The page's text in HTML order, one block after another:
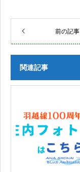
前の記事
関連記事